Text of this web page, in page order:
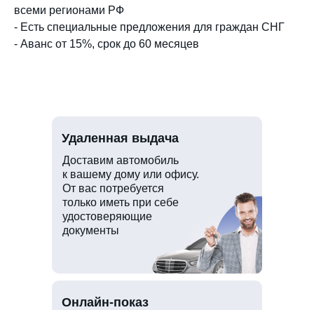
всеми регионами РФ
- Есть специальные предложения для граждан СНГ
- Аванс от 15%, срок до 60 месяцев
Доставим автомобиль
к вашему дому или офису.
От вас потребуется
только иметь при себе
удостоверяющие
документы
Удаленная выдача
Онлайн-показ